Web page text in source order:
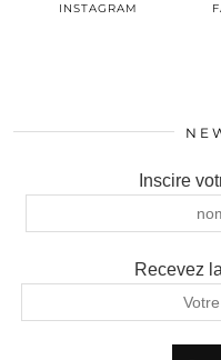
INSTAGRAM
Inscire
Recevez